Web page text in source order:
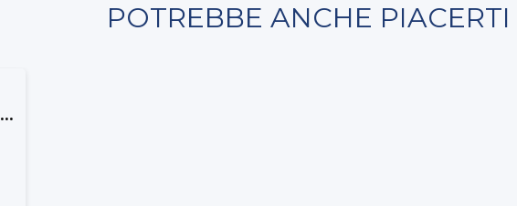
POTREBBE ANCHE PIACERTI